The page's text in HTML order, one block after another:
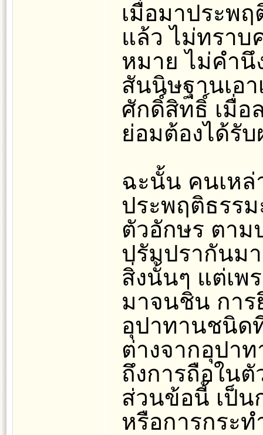
เมื่อมาประพ
แล้ว ไม่ทราบ
หมาย ไม่คำนึ
สันนิษฐานเอา
ศักดิ์สิทธิ์ เมื่อ
ย่อมต้องได้รับ
ฉะนั้น คนเห
ประพฤติธรร
ตัวอักษร ตาม
ปรัมปรากันม
สิ่งนั้นๆ แต่เพ
มาจนชิน การ
อุปาทานชนิด
ต่างจากอุปา
ถึงการถือใน
ส่วนข้อนี้ เป็น
หรือการกระ